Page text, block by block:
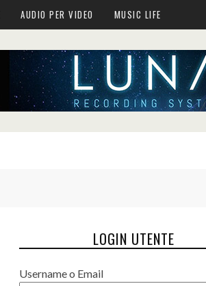
AUDIO PER VIDEO MUSIC LIFE
LOGIN UTENTE
Username o Email